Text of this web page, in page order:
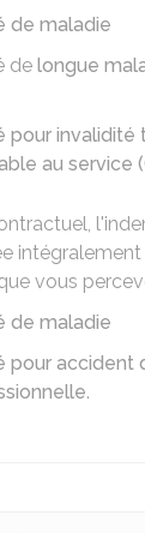
de maladie
de longue
pour invalidité
au service
vous
de maladie
pour accident
.